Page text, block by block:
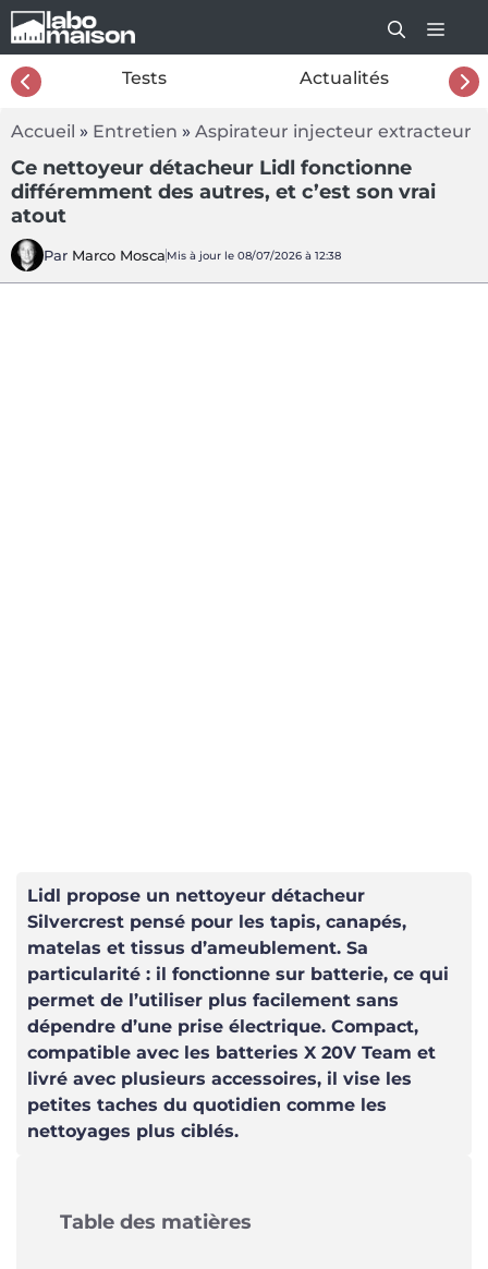
Aller
au
contenu
Tests Actualités
Accueil » Entretien » Aspirateur injecteur extracteur
Ce nettoyeur détacheur Lidl fonctionne
différemment des autres, et c’est son vrai
atout
Par Marco Mosca Mis à jour le 08/07/2026 à 12:38
Lidl propose un nettoyeur détacheur
Silvercrest pensé pour les tapis, canapés,
matelas et tissus d’ameublement. Sa
particularité : il fonctionne sur batterie, ce qui
permet de l’utiliser plus facilement sans
dépendre d’une prise électrique. Compact,
compatible avec les batteries X 20V Team et
livré avec plusieurs accessoires, il vise les
petites taches du quotidien comme les
nettoyages plus ciblés.
Table des matières